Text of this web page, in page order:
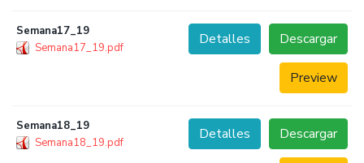
Semana17_19
Semana17_19.pdf
Descargar
Detalles
Preview
Semana18_19
Semana18_19.pdf
Descargar
Detalles